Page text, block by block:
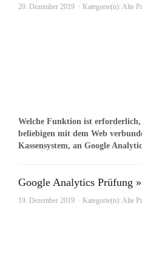
20. Dezember 2019 Kategorie(n): Alte
Welche Funktion ist
beliebigen mit dem Web
Kassensystem, an Google
Google Analytics Prüfung
19. Dezember 2019 Kategorie(n): Alte